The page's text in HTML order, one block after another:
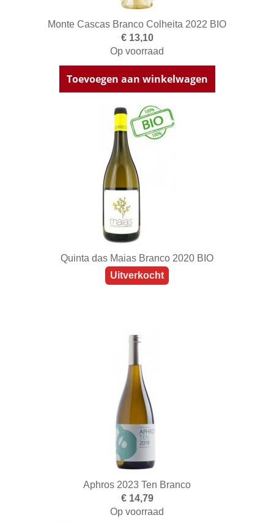
Monte Cascas Branco Colheita 2022 BIO
€ 13,10
Op voorraad
Toevoegen aan winkelwagen
Quinta das Maias Branco 2020 BIO
Uitverkocht
Aphros 2023 Ten Branco
€ 14,79
Op voorraad